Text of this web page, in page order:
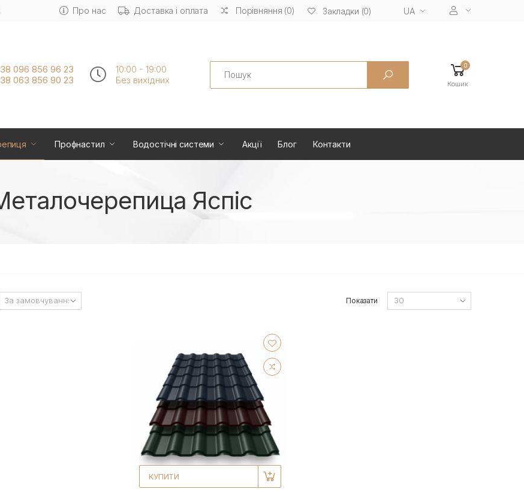
Про нас Доставка і оплата Порівняння (0) Закладки (0) UA
096 856 96 23
063 856 90 23
10:00 - 19:00
Без вихiдних
Search 0
Кошик
Профнастил Водостічні системи Акції Блог Контакти
Яспіс
Показати
КУПИТИ